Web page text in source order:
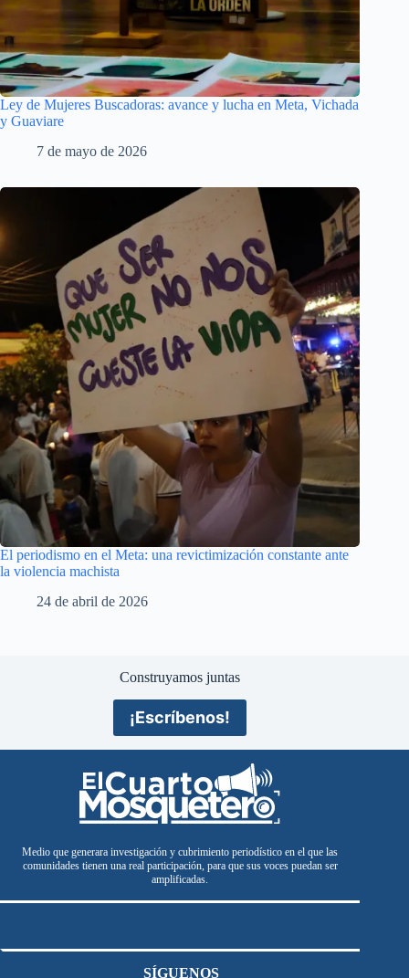
Ley de Mujeres Buscadoras: avance y lucha en Meta, Vichada
y Guaviare
7 de mayo de 2026
El periodismo en el Meta: una revictimización constante ante
la violencia machista
24 de abril de 2026
Construyamos juntas
¡Escríbenos!
Medio que generara investigación y cubrimiento periodístico en el que las
comunidades tienen una real participación, para que sus voces puedan ser
amplificadas.
SÍGUENOS